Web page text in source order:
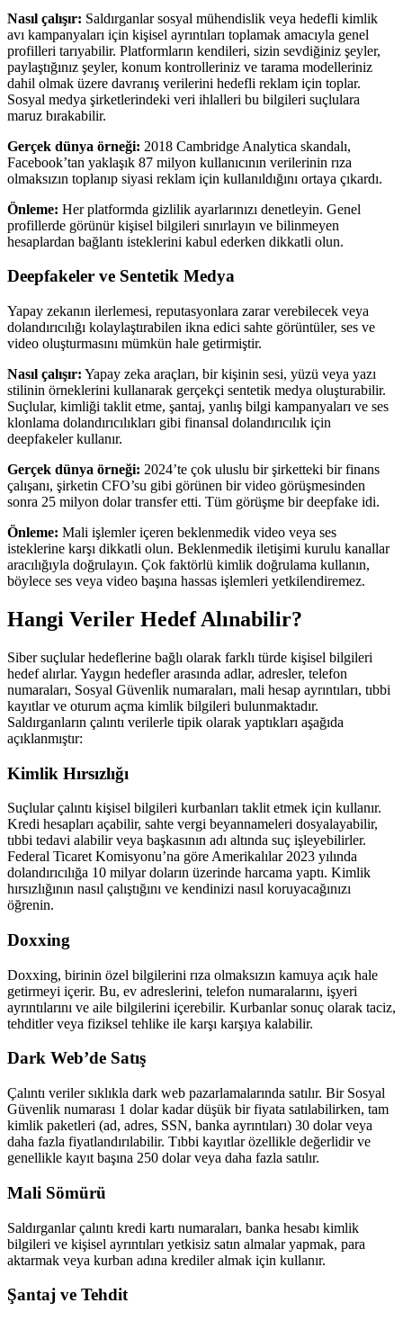
Nasıl çalışır: Saldırganlar sosyal mühendislik veya hedefli kimlik
avı kampanyaları için kişisel ayrıntıları toplamak amacıyla genel
profilleri tarıyabilir. Platformların kendileri, sizin sevdiğiniz şeyler,
paylaştığınız şeyler, konum kontrolleriniz ve tarama modelleriniz
dahil olmak üzere davranış verilerini hedefli reklam için toplar.
Sosyal medya şirketlerindeki veri ihlalleri bu bilgileri suçlulara
maruz bırakabilir.
Gerçek dünya örneği: 2018 Cambridge Analytica skandalı,
Facebook’tan yaklaşık 87 milyon kullanıcının verilerinin rıza
olmaksızın toplanıp siyasi reklam için kullanıldığını ortaya çıkardı.
Önleme: Her platformda gizlilik ayarlarınızı denetleyin. Genel
profillerde görünür kişisel bilgileri sınırlayın ve bilinmeyen
hesaplardan bağlantı isteklerini kabul ederken dikkatli olun.
Deepfakeler ve Sentetik Medya
Yapay zekanın ilerlemesi, reputasyonlara zarar verebilecek veya
dolandırıcılığı kolaylaştırabilen ikna edici sahte görüntüler, ses ve
video oluşturmasını mümkün hale getirmiştir.
Nasıl çalışır: Yapay zeka araçları, bir kişinin sesi, yüzü veya yazı
stilinin örneklerini kullanarak gerçekçi sentetik medya oluşturabilir.
Suçlular, kimliği taklit etme, şantaj, yanlış bilgi kampanyaları ve ses
klonlama dolandırıcılıkları gibi finansal dolandırıcılık için
deepfakeler kullanır.
Gerçek dünya örneği: 2024’te çok uluslu bir şirketteki bir finans
çalışanı, şirketin CFO’su gibi görünen bir video görüşmesinden
sonra 25 milyon dolar transfer etti. Tüm görüşme bir deepfake idi.
Önleme: Mali işlemler içeren beklenmedik video veya ses
isteklerine karşı dikkatli olun. Beklenmedik iletişimi kurulu kanallar
aracılığıyla doğrulayın. Çok faktörlü kimlik doğrulama kullanın,
böylece ses veya video başına hassas işlemleri yetkilendiremez.
Hangi Veriler Hedef Alınabilir?
Siber suçlular hedeflerine bağlı olarak farklı türde kişisel bilgileri
hedef alırlar. Yaygın hedefler arasında adlar, adresler, telefon
numaraları, Sosyal Güvenlik numaraları, mali hesap ayrıntıları, tıbbi
kayıtlar ve oturum açma kimlik bilgileri bulunmaktadır.
Saldırganların çalıntı verilerle tipik olarak yaptıkları aşağıda
açıklanmıştır:
Kimlik Hırsızlığı
Suçlular çalıntı kişisel bilgileri kurbanları taklit etmek için kullanır.
Kredi hesapları açabilir, sahte vergi beyannameleri dosyalayabilir,
tıbbi tedavi alabilir veya başkasının adı altında suç işleyebilirler.
Federal Ticaret Komisyonu’na göre Amerikalılar 2023 yılında
dolandırıcılığa 10 milyar doların üzerinde harcama yaptı. Kimlik
hırsızlığının nasıl çalıştığını ve kendinizi nasıl koruyacağınızı
öğrenin.
Doxxing
Doxxing, birinin özel bilgilerini rıza olmaksızın kamuya açık hale
getirmeyi içerir. Bu, ev adreslerini, telefon numaralarını, işyeri
ayrıntılarını ve aile bilgilerini içerebilir. Kurbanlar sonuç olarak taciz,
tehditler veya fiziksel tehlike ile karşı karşıya kalabilir.
Dark Web’de Satış
Çalıntı veriler sıklıkla dark web pazarlamalarında satılır. Bir Sosyal
Güvenlik numarası 1 dolar kadar düşük bir fiyata satılabilirken, tam
kimlik paketleri (ad, adres, SSN, banka ayrıntıları) 30 dolar veya
daha fazla fiyatlandırılabilir. Tıbbi kayıtlar özellikle değerlidir ve
genellikle kayıt başına 250 dolar veya daha fazla satılır.
Mali Sömürü
Saldırganlar çalıntı kredi kartı numaraları, banka hesabı kimlik
bilgileri ve kişisel ayrıntıları yetkisiz satın almalar yapmak, para
aktarmak veya kurban adına krediler almak için kullanır.
Şantaj ve Tehdit